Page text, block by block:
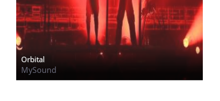
Orbital
MySound